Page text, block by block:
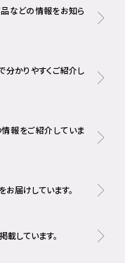
などの情報をお知ら
かりやすくご紹介し
報をご紹介していま
届けしています。
しています。